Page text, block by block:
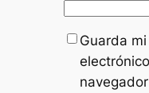
Guarda